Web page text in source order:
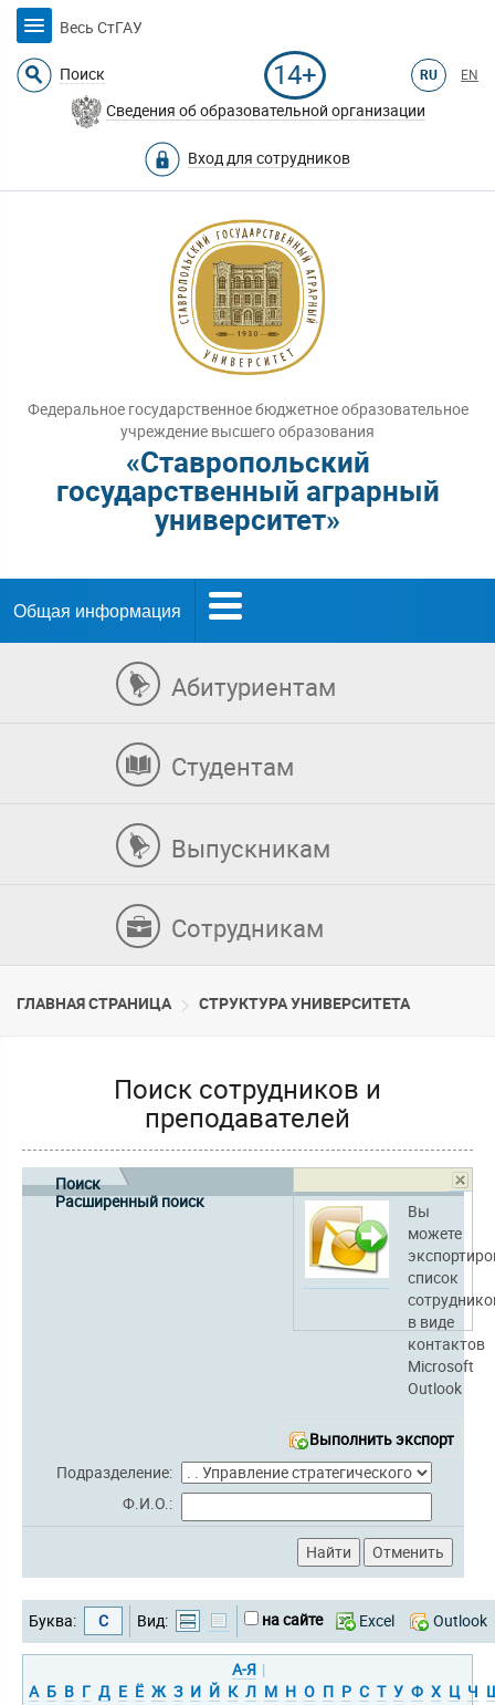
Весь СтГАУ
Поиск 14+ RU EN
Сведения об образовательной организации
Вход для сотрудников
Федеральное государственное бюджетное образовательное
учреждение высшего образования
«Ставропольский
государственный аграрный
университет»
Общая информация
Абитуриентам
Студентам
Выпускникам
Сотрудникам
ГЛАВНАЯ СТРАНИЦА CТРУКТУРА УНИВЕРСИТЕТА
Поиск сотрудников и
преподавателей
Вы
можете
список
в виде
контактов
Microsoft
Outlook
Выполнить экспорт
Поиск
Расширенный поиск
Подразделение:
Ф.И.О.:
Буква: С Вид: на сайте Excel Outlook
А-Я |
А Б В Г Д Е Ё Ж З И Й К Л М Н О П Р С Т У Ф Х Ц Ч